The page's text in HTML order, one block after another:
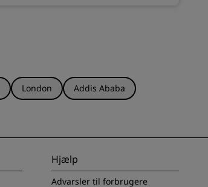
London
Addis Ababa
Hjælp
Advarsler til forbrugere